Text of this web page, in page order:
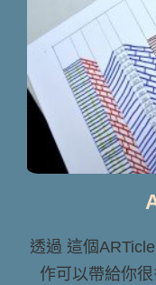
透過 這個
作可以帶給你